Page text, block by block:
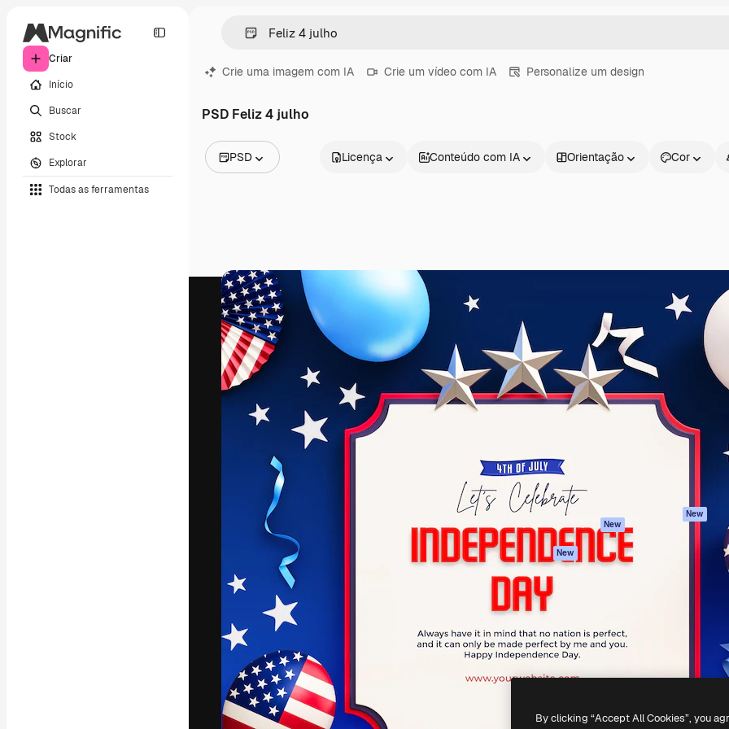
Criar
Início
Buscar
Stock
Explorar
Todas as ferramentas
Crie uma imagem com IA Crie um vídeo com IA Personalize um design
PSD Feliz 4 julho
PSD
Vídeos
Clipes de vídeo
Animações
Modelos de vídeos
Ícones
Modelos 3D
Fontes
Licença Conteúdo com IA Orientação Cor
A plataforma criativa para você direcionar
seu melhor trabalho. Mais de 1 milhão de
assinantes entre criativos, empresas,
agências e estúdios.
Produtos
Spaces
Assistente de IA
Gerador de vídeos
Texto para voz
Conteúdo de stock
MCP para
Claude/ChatGPT
New
Agentes New
API
App móvel
Todas as
ferramentas
Academy
Documentação
Atendimento
Termos e
New
Política de
Copyright © 2010- Freepik Company S.L.U.Todos os direitos reservados.
By clicking “Accept All Cookies”, you